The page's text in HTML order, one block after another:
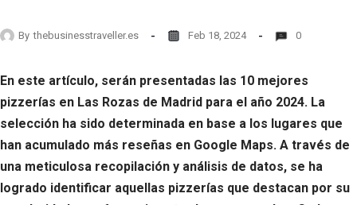
By thebusinesstraveller.es Feb 18, 2024 0
En este artículo, serán presentadas las 10 mejores
pizzerías en Las Rozas de Madrid para el año 2024. La
selección ha sido determinada en base a los lugares que
han acumulado más reseñas en Google Maps. A través de
una meticulosa recopilación y análisis de datos, se ha
logrado identificar aquellas pizzerías que destacan por su